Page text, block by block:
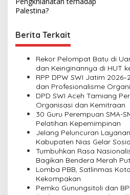
s
n
a
Palestina?
Berita Terkait
Rekor Pelompat Batu di
dan Keinginannya di HUT
RPP DPW SWI Jatim
dan Profesionalisme
DPD SWI Aceh Tamiang
Organisasi dan Kemitraan
30 Guru Perempuan SMA-
Pelatihan Kepemimpinan
Jelang Peluncuran
Kabupaten Nias Gelar
Tumbuhkan Rasa
Bagikan Bendera Merah
Lomba PBB, Satlinmas
Kekompakan
Pemko Gunungsitoli dan